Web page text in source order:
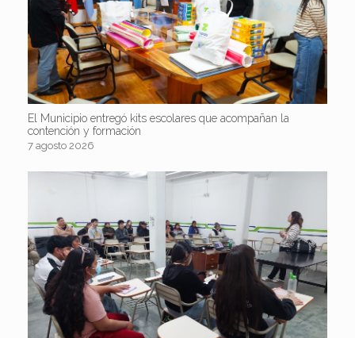
El Municipio entregó kits escolares que acompañan la
contención y formación
7 agosto 2026